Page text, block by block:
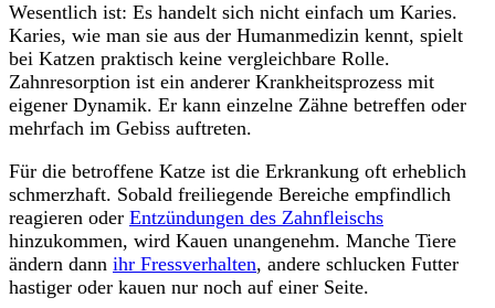
Wesentlich ist: Es handelt sich nicht einfach um Karies.
Karies, wie man sie aus der Humanmedizin kennt, spielt
bei Katzen praktisch keine vergleichbare Rolle.
Zahnresorption ist ein anderer Krankheitsprozess mit
eigener Dynamik. Er kann einzelne Zähne betreffen oder
mehrfach im Gebiss auftreten.
Für die betroffene Katze ist die Erkrankung oft erheblich
schmerzhaft. Sobald freiliegende Bereiche empfindlich
reagieren oder Entzündungen des Zahnfleischs
hinzukommen, wird Kauen unangenehm. Manche Tiere
ändern dann ihr Fressverhalten, andere schlucken Futter
hastiger oder kauen nur noch auf einer Seite.